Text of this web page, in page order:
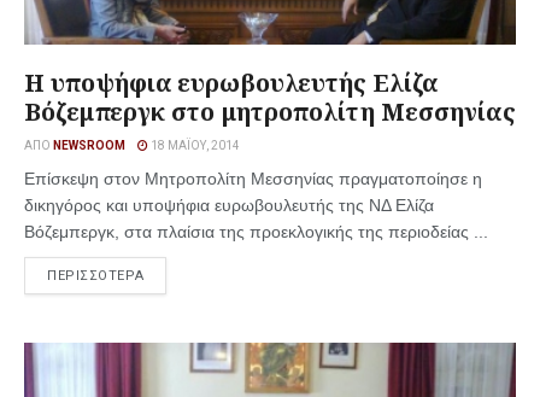
H υποψήφια ευρωβουλευτής Ελίζα
Βόζεμπεργκ στο μητροπολίτη Μεσσηνίας
ΑΠΌ NEWSROOM 18 ΜΑΪ́ΟΥ, 2014
Επίσκεψη στον Μητροπολίτη Μεσσηνίας πραγματοποίησε η
δικηγόρος και υποψήφια ευρωβουλευτής της ΝΔ Ελίζα
Βόζεμπεργκ, στα πλαίσια της προεκλογικής της περιοδείας ...
ΠΕΡΙΣΣΟΤΕΡΑ